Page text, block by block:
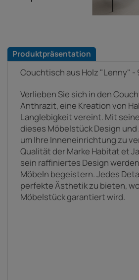
Produktpräsentation
Couchtisch aus Holz "Lenny" -
Verlieben Sie sich in den
Anthrazit, eine Kreation von
Langlebigkeit vereint. Mit
dieses Möbelstück Design
um Ihre Inneneinrichtung zu
Qualität der Marke Habitat et
sein raffiniertes Design
Möbeln begeistern. Jedes
perfekte Ästhetik zu bieten,
Möbelstück garantiert wird.